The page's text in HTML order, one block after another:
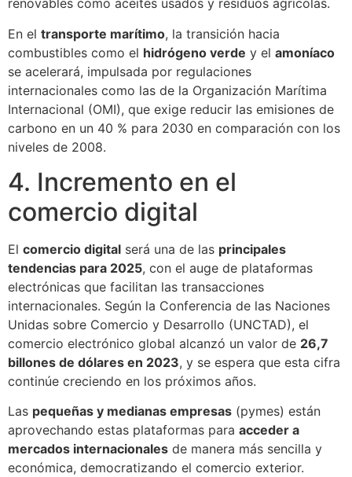
renovables como aceites usados y residuos agrícolas.
En el transporte marítimo, la transición hacia
combustibles como el hidrógeno verde y el amoníaco
se acelerará, impulsada por regulaciones
internacionales como las de la Organización Marítima
Internacional (OMI), que exige reducir las emisiones de
carbono en un 40 % para 2030 en comparación con los
niveles de 2008.
4. Incremento en el
comercio digital
El comercio digital será una de las principales
tendencias para 2025, con el auge de plataformas
electrónicas que facilitan las transacciones
internacionales. Según la Conferencia de las Naciones
Unidas sobre Comercio y Desarrollo (UNCTAD), el
comercio electrónico global alcanzó un valor de 26,7
billones de dólares en 2023, y se espera que esta cifra
continúe creciendo en los próximos años.
Las pequeñas y medianas empresas (pymes) están
aprovechando estas plataformas para acceder a
mercados internacionales de manera más sencilla y
económica, democratizando el comercio exterior.